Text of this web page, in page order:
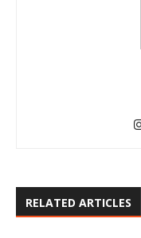
RELATED ARTICLES